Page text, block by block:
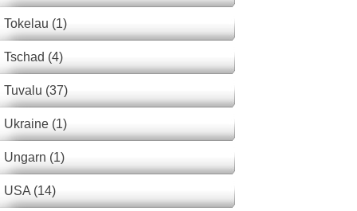
Tokelau (1)
Tschad (4)
Tuvalu (37)
Ukraine (1)
Ungarn (1)
USA (14)